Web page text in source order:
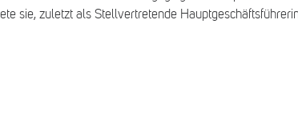
sie, zuletzt als Stellvertretende